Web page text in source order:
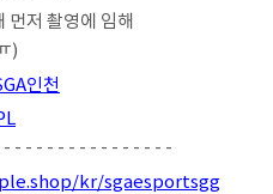
먼저 촬영에 임해
)
인천
- - - - - - - - - - - - - - -
kr/sgaesportsgg